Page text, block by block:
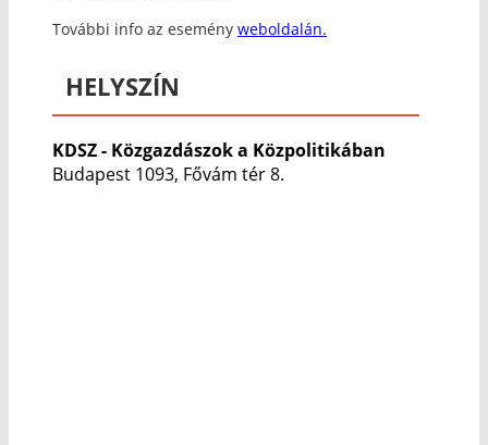
További info az esemény weboldalán.
HELYSZÍN
KDSZ - Közgazdászok a Közpolitikában
Budapest 1093, Fővám tér 8.